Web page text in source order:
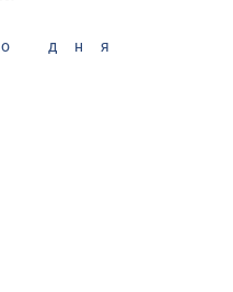
дня